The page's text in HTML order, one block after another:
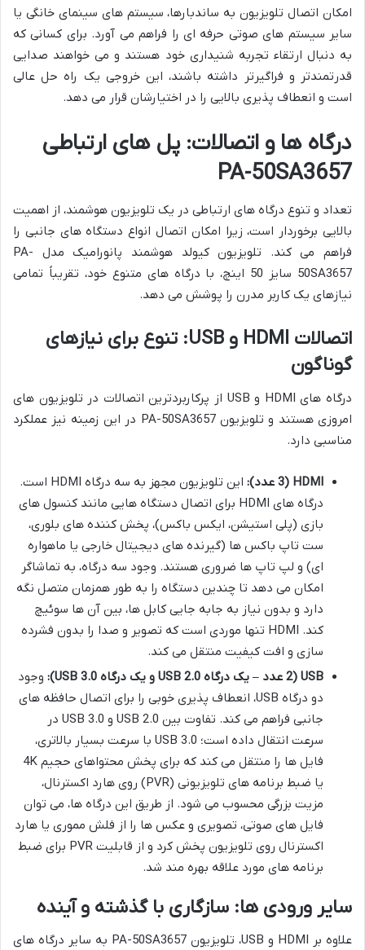
امکان اتصال تلویزیون به ساندبارها، سیستم های سینمای خانگی یا
سایر سیستم های صوتی حرفه ای را فراهم می آورد. برای کسانی که
به دنبال ارتقاء تجربه شنیداری خود هستند و می خواهند صدایی
قدرتمندتر و فراگیرتر داشته باشند، این خروجی یک راه حل عالی
است و انعطاف پذیری بالایی را در اختیارشان قرار می دهد.
درگاه ها و اتصالات: پل های ارتباطی
PA-50SA3657
تعداد و تنوع درگاه های ارتباطی در یک تلویزیون هوشمند، از اهمیت
بالایی برخوردار است، زیرا امکان اتصال انواع دستگاه های جانبی را
فراهم می کند. تلویزیون کیولد هوشمند پانورامیک مدل PA-
50SA3657 سایز 50 اینچ، با درگاه های متنوع خود، تقریباً تمامی
نیازهای یک کاربر مدرن را پوشش می دهد.
اتصالات HDMI و USB: تنوع برای نیازهای
گوناگون
درگاه های HDMI و USB از پرکاربردترین اتصالات در تلویزیون های
امروزی هستند و تلویزیون PA-50SA3657 در این زمینه نیز عملکرد
مناسبی دارد.
HDMI (3 عدد):
این تلویزیون مجهز به سه درگاه HDMI است.
درگاه های HDMI برای اتصال دستگاه هایی مانند کنسول های
بازی (پلی استیشن، ایکس باکس)، پخش کننده های بلوری،
ست تاپ باکس ها (گیرنده های دیجیتال خارجی یا ماهواره
ای) و لپ تاپ ها ضروری هستند. وجود سه درگاه، به تماشاگر
امکان می دهد تا چندین دستگاه را به طور همزمان متصل نگه
دارد و بدون نیاز به جابه جایی کابل ها، بین آن ها سوئیچ
کند. HDMI تنها موردی است که تصویر و صدا را بدون فشرده
سازی و افت کیفیت منتقل می کند.
USB (2 عدد – یک درگاه USB 2.0 و یک درگاه USB 3.0):
وجود
دو درگاه USB، انعطاف پذیری خوبی را برای اتصال حافظه های
جانبی فراهم می کند. تفاوت بین USB 2.0 و USB 3.0 در
سرعت انتقال داده است؛ USB 3.0 با سرعت بسیار بالاتری،
فایل ها را منتقل می کند که برای پخش محتواهای حجیم 4K
یا ضبط برنامه های تلویزیونی (PVR) روی هارد اکسترنال،
مزیت بزرگی محسوب می شود. از طریق این درگاه ها، می توان
فایل های صوتی، تصویری و عکس ها را از فلش مموری یا هارد
اکسترنال روی تلویزیون پخش کرد و از قابلیت PVR برای ضبط
برنامه های مورد علاقه بهره مند شد.
سایر ورودی ها: سازگاری با گذشته و آینده
علاوه بر HDMI و USB، تلویزیون PA-50SA3657 به سایر درگاه های